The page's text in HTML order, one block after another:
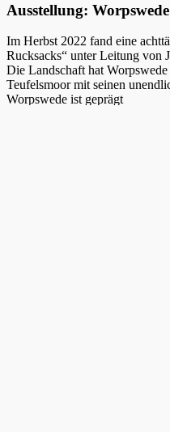
Ausstellung:
Im Herbst 2022 fand eine
Rucksacks“ unter Leitung von
Die Landschaft hat
Teufelsmoor mit seinen
Worpswede ist geprägt